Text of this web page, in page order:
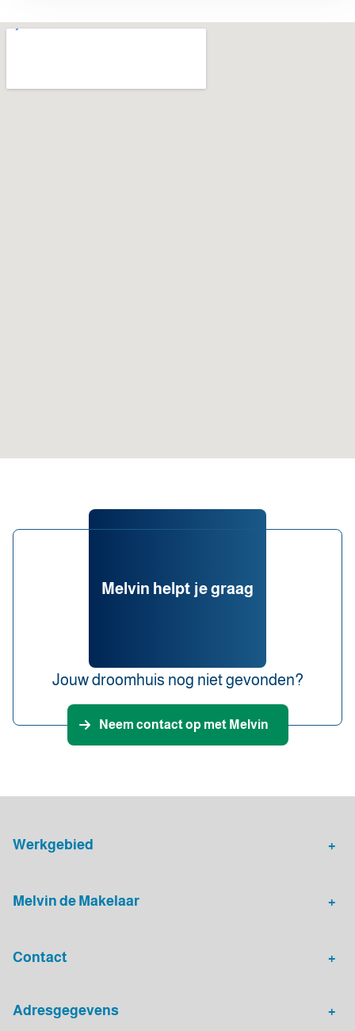
Melvin helpt je graag
Jouw droomhuis nog niet gevonden?
Neem contact op met Melvin
Werkgebied
Melvin de Makelaar
Contact
030 - 20 72 575
Adresgegevens